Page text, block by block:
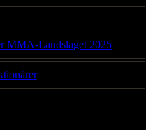
MMA-Landslaget 2025